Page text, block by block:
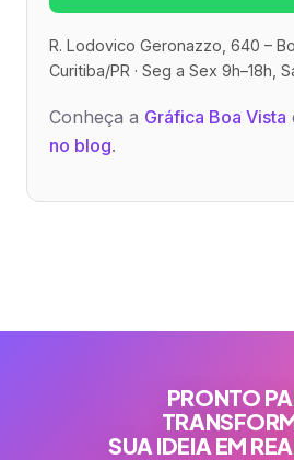
R. Lodovico Geronazzo, 640 –
Curitiba/PR · Seg a Sex 9h–18h,
Conheça a Gráfica Boa Vista
no blog.
PRONTO
SUA IDEIA EM